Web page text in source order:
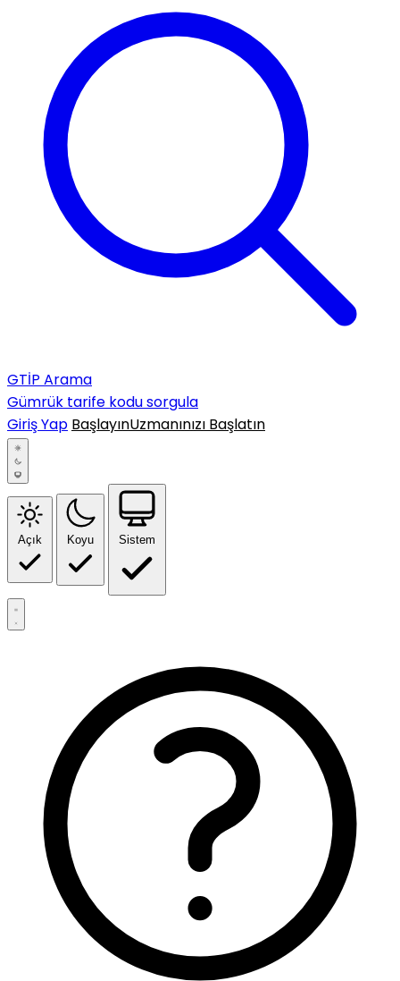
GTİP Arama
Gümrük tarife kodu sorgula
Giriş Yap BaşlayınUzmanınızı Başlatın
Açık Koyu Sistem